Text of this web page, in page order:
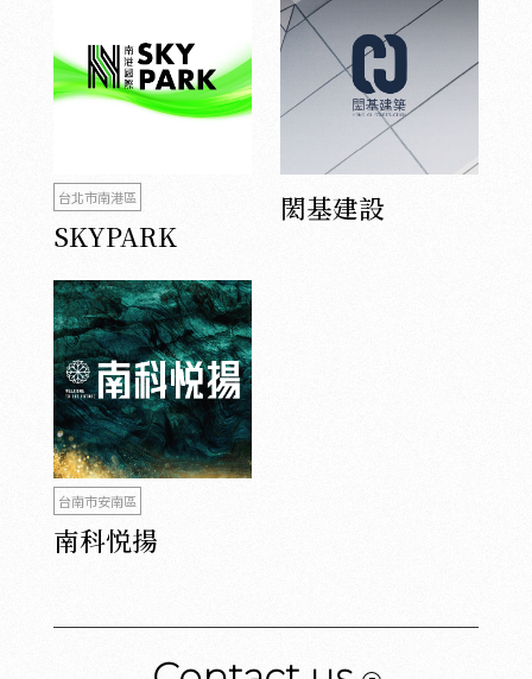
台北市南港區
SKYPARK
閎基建設
台南市安南區
南科悦揚